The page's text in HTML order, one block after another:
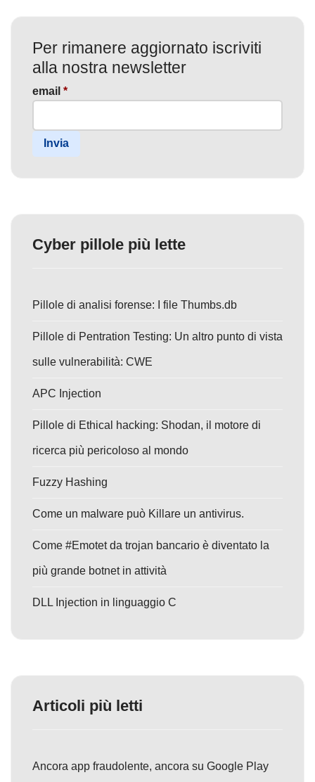
Per rimanere aggiornato iscriviti
alla nostra newsletter
email *
Invia
Cyber pillole più lette
Pillole di analisi forense: I file Thumbs.db
Pillole di Pentration Testing: Un altro punto di vista
sulle vulnerabilità: CWE
APC Injection
Pillole di Ethical hacking: Shodan, il motore di
ricerca più pericoloso al mondo
Fuzzy Hashing
Come un malware può Killare un antivirus.
Come #Emotet da trojan bancario è diventato la
più grande botnet in attività
DLL Injection in linguaggio C
Articoli più letti
Ancora app fraudolente, ancora su Google Play